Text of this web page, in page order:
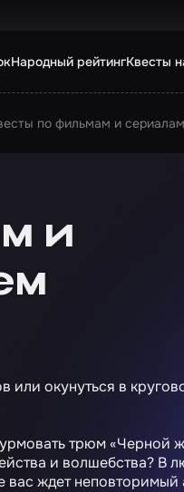
Народный рейтингКвесты
по фильмам и
и
или окунуться в
трюм «Черной
и волшебства? В
ждет неповторимый